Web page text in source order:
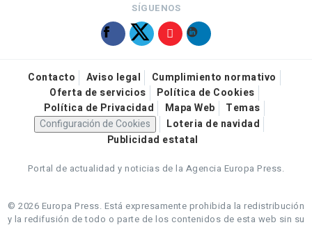
SÍGUENOS
Contacto Aviso legal
Cumplimiento normativo
Oferta de servicios
Política de Cookies
Política de Privacidad
Mapa Web
Temas
Configuración de Cookies
Loteria de navidad
Publicidad estatal
Portal de actualidad y noticias de la Agencia Europa Press.
© 2026 Europa Press. Está expresamente prohibida la redistribución
y la redifusión de todo o parte de los contenidos de esta web sin su